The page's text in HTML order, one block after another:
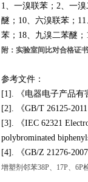
1、一溴联苯； 2、一
醚； 10、六溴联苯； 11
苯； 18、九溴二苯醚；
附：实验室间比对合格证书
参考文件：
[1].
《电器电子产品
[2].
《GB/T 26125-
[3].
《IEC 62321
polybrominated
[4].
《GB/Z 21276-
增塑剂邻苯38P、17P、6P